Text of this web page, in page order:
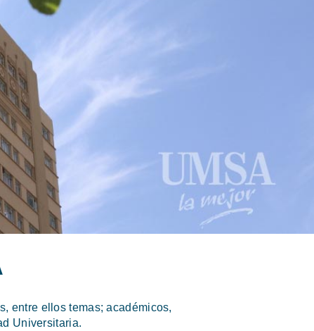
entre ellos temas; académicos,
Universitaria.